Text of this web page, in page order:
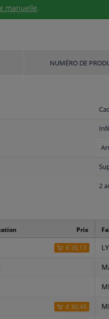
manuelle.
NUMÉRO DE
2
Prix
€ 30,13
€ 30,49